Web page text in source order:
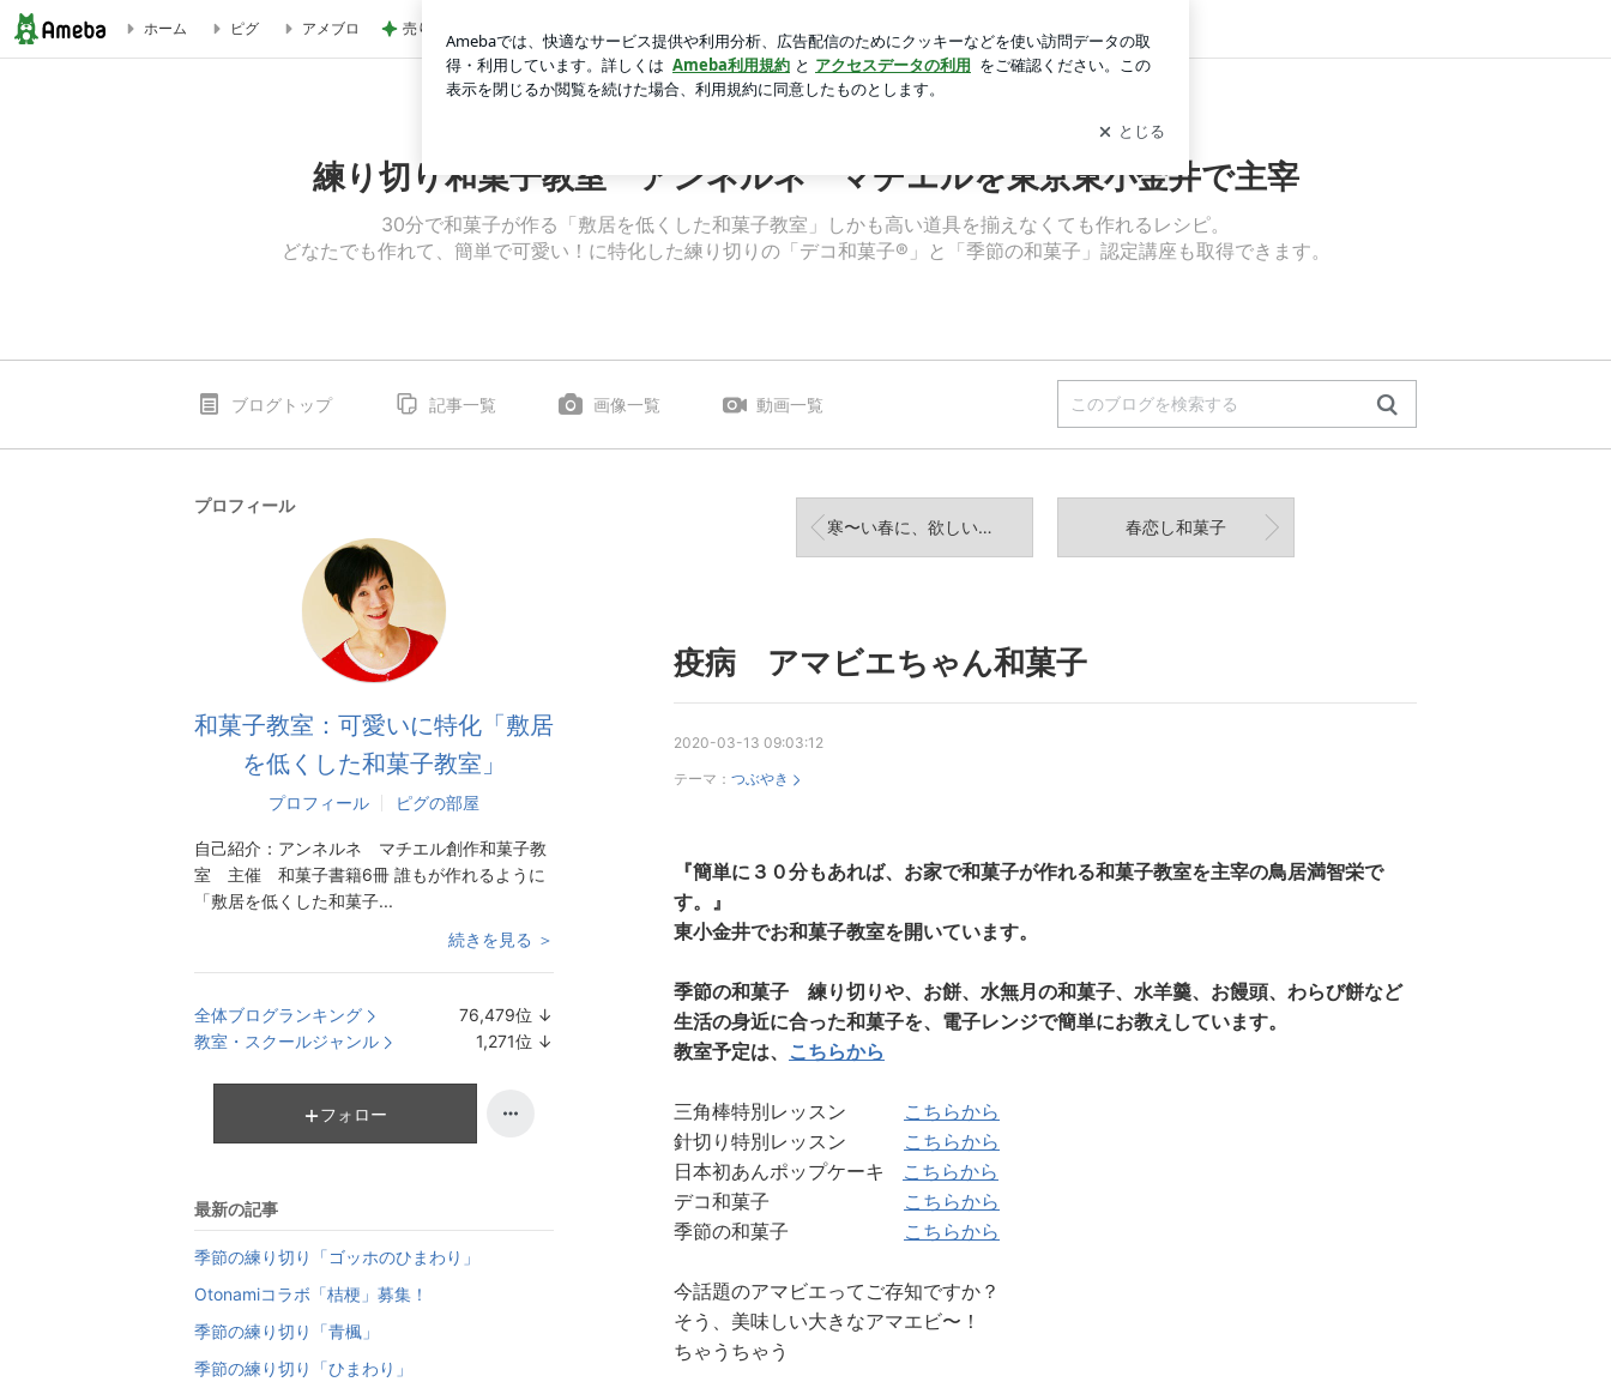
疫病 アマビエちゃん和菓子 | 練り切り和菓子教室 アンネルネ マチエルを東京東小金井で主宰
ホーム ピグ アメブロ 売り切れでリベンジした桃のタルト ログイン
練り切り和菓子教室 アンネルネ マチエルを東京東小金井で主宰
30分で和菓子が作る「敷居を低くした和菓子教室」しかも高い道具を揃えなくても作れるレシピ。
どなたでも作れて、簡単で可愛い！に特化した練り切りの「デコ和菓子®︎」と「季節の和菓子」認定講座も取得できます。
ブログトップ 記事一覧 画像一覧 動画一覧
寒〜い春に、欲しい和菓子 春恋し和菓子
疫病 アマビエちゃん和菓子
2020-03-13 09:03:12
テーマ： つぶやき
『簡単に３０分もあれば、お家で和菓子が作れる和菓子教室を主宰の鳥居満智栄で
す。』
東小金井でお和菓子教室を開いています。
季節の和菓子 練り切りや、お餅、水無月の和菓子、水羊羹、お饅頭、わらび餅など
生活の身近に合った和菓子を、電子レンジで簡単にお教えしています。
教室予定は、 こちらから
三角棒特別レッスン こちらから
針切り特別レッスン こちらから
日本初あんポップケーキ こちらから
デコ和菓子 こちらから
季節の和菓子 こちらから
今話題のアマビエってご存知ですか？
そう、美味しい大きなアマエビ〜！
ちゃうちゃう
プロフィール
和菓子教室：可愛いに特化「敷居
を低くした和菓子教室」
プロフィール ピグの部屋
自己紹介： アンネルネ マチエル創作和菓子教
室 主催 和菓子書籍6冊 誰もが作れるように
「敷居を低くした和菓子...
続きを見る ＞
全体ブログランキング 76,479位 ↓
教室・スクールジャンル 1,271位 ↓
フォロー
最新の記事
季節の練り切り「ゴッホのひまわり」
Otonamiコラボ「桔梗」募集！
季節の練り切り「青楓」
季節の練り切り「ひまわり」